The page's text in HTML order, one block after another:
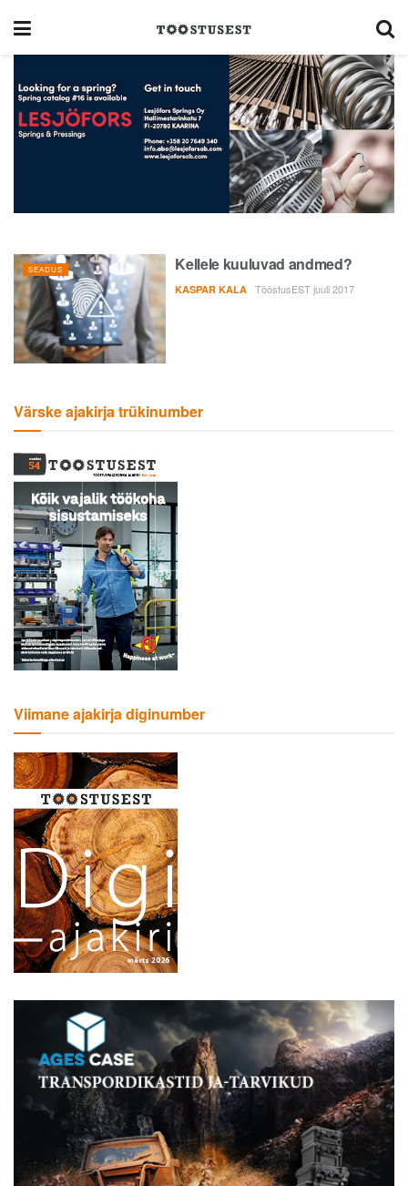
SEADUS Kellele kuuluvad andmed?
KASPAR KALA TööstusEST juuli 2017
Värske ajakirja trükinumber
Viimane ajakirja diginumber